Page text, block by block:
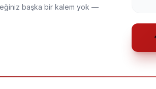
başka bir kalem yok —